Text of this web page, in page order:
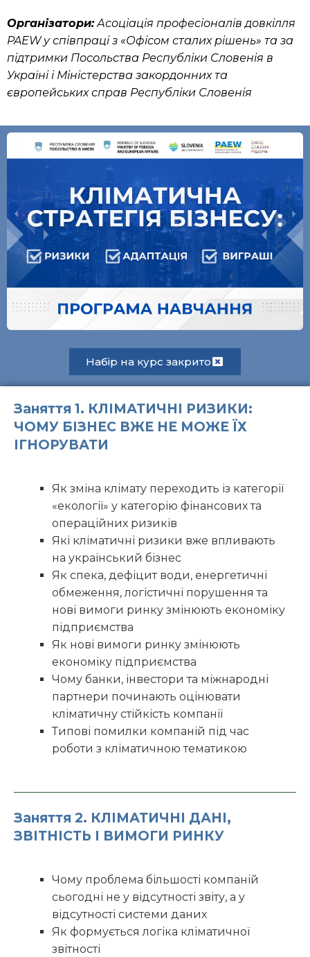
Організатори:Асоціація професіоналів довкілля
PAEW у співпраці з «Офісом сталих рішень» та за
підтримки Посольства Республіки Словенія в
Україні і Міністерства закордонних та
європейських справ Республіки Словенія
Набір на курс закрито
Заняття 1. КЛІМАТИЧНІ РИЗИКИ:
ЧОМУ БІЗНЕС ВЖЕ НЕ МОЖЕ ЇХ
ІГНОРУВАТИ
Як зміна клімату переходить із категорії
«екології» у категорію фінансових та
операційних ризиків
Які кліматичні ризики вже впливають
на український бізнес
Як спека, дефіцит води, енергетичні
обмеження, логістичні порушення та
нові вимоги ринку змінюють економіку
підприємства
Як нові вимоги ринку змінюють
економіку підприємства
Чому банки, інвестори та міжнародні
партнери починають оцінювати
кліматичну стійкість компанії
Типові помилки компаній під час
роботи з кліматичною тематикою
Заняття 2. КЛІМАТИЧНІ ДАНІ,
ЗВІТНІСТЬ І ВИМОГИ РИНКУ
Чому проблема більшості компаній
сьогодні не у відсутності звіту, а у
відсутності системи даних
Як формується логіка кліматичної
звітності